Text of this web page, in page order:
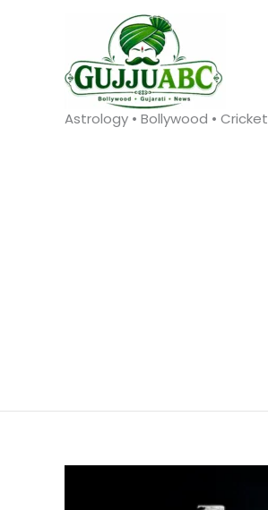
Astrology • Bollywood • Cricket